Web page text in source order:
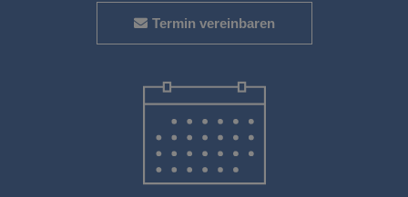
Termin vereinbaren